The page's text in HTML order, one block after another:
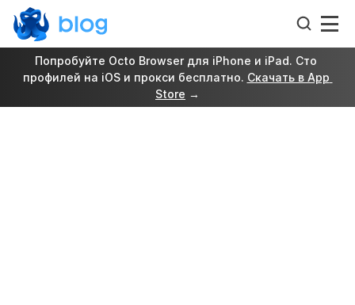
Попробуйте Octo Browser для iPhone и iPad. Сто
профилей на iOS и прокси бесплатно. Скачать в App
Store →